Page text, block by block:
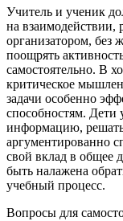
Учитель и ученик
на взаимодействии,
организатором, без
поощрять
самостоятельно. В
критическое
задачи особенно
способностям. Дети
информацию, решать
аргументированно
свой вклад в общее
быть налажена
учебный процесс.
Вопросы для